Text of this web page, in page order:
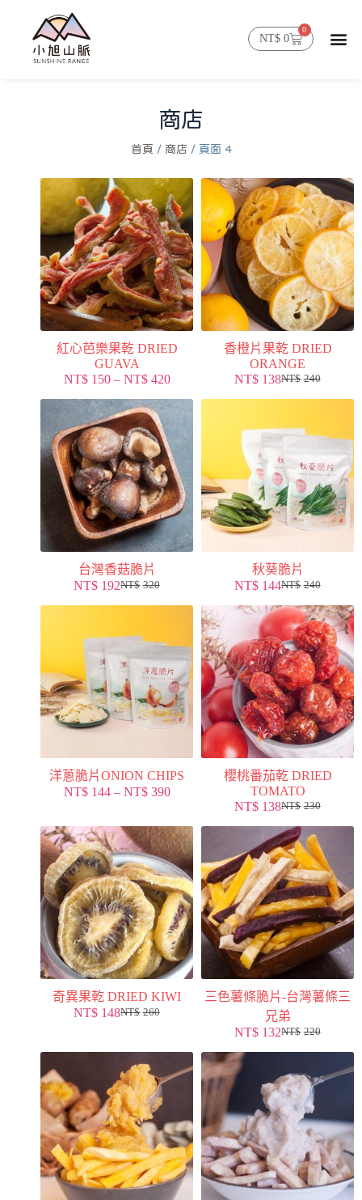
NT$ 0
0
商店
首頁 / 商店 / 頁面 4
紅心芭樂果乾 DRIED
GUAVA
NT$ 150 – NT$ 420
香橙片果乾 DRIED
ORANGE
NT$ 240
NT$ 138
台灣香菇脆片
NT$ 320
NT$ 192
秋葵脆片
NT$ 240
NT$ 144
洋蔥脆片ONION CHIPS
NT$ 144 – NT$ 390
櫻桃番茄乾 DRIED
TOMATO
NT$ 230
NT$ 138
奇異果乾 DRIED KIWI
NT$ 260
NT$ 148
三色薯條脆片-台灣薯條三
兄弟
NT$ 220
NT$ 132